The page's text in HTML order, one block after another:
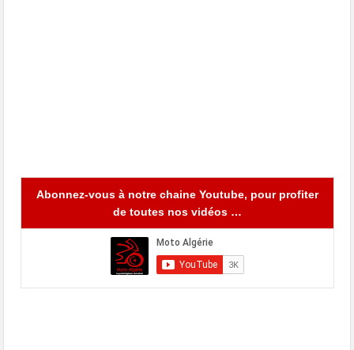
Abonnez-vous à notre chaine Youtube, pour profiter
de toutes nos vidéos …